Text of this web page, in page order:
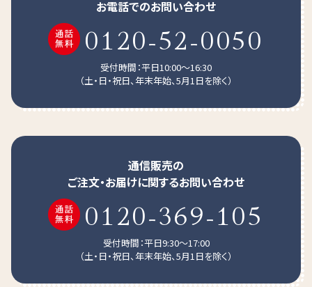
お電話でのお問い合わせ
0120-52-0050
受付時間：平日10:00～16:30
（土・日・祝日、年末年始、5月1日を除く）
通信販売の
ご注文・お届けに関するお問い合わせ
0120-369-105
受付時間：平日9:30～17:00
（土・日・祝日、年末年始、5月1日を除く）